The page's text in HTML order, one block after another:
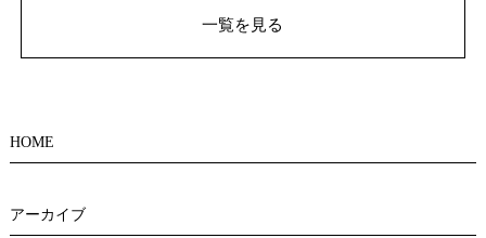
一覧を見る
HOME
アーカイブ